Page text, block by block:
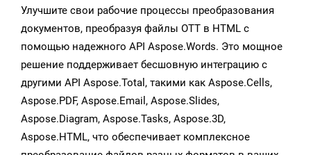
Улучшите свои рабочие процессы преобразования
документов, преобразуя файлы OTT в HTML с
помощью надежного API Aspose.Words. Это мощное
решение поддерживает бесшовную интеграцию с
другими API Aspose.Total, такими как Aspose.Cells,
Aspose.PDF, Aspose.Email, Aspose.Slides,
Aspose.Diagram, Aspose.Tasks, Aspose.3D,
Aspose.HTML, что обеспечивает комплексное